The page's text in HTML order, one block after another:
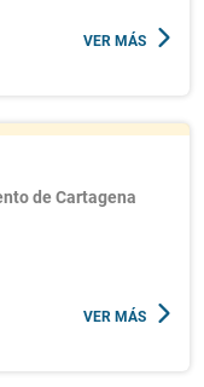
VER MÁS
de Cartagena
VER MÁS